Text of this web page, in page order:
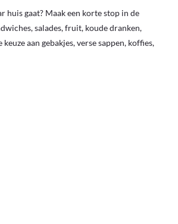
huis gaat? Maak een korte stop in de
salades, fruit, koude dranken,
aan gebakjes, verse sappen, koffies,